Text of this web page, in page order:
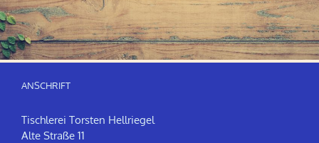
ANSCHRIFT
Tischlerei Torsten Hellriegel
Alte Straße 11